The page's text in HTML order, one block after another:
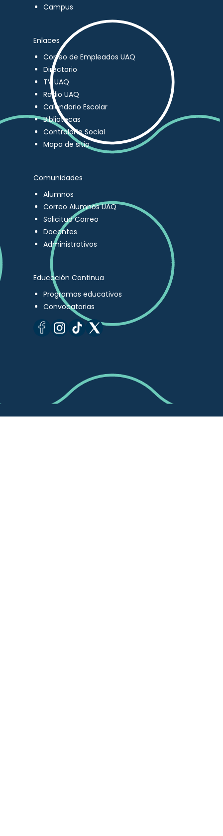
Campus
Enlaces
Correo de Empleados UAQ
Directorio
TV UAQ
Radio UAQ
Calendario Escolar
Bibliotecas
Contraloría Social
Mapa de sitio
Comunidades
Alumnos
Correo Alumnos UAQ
Solicitud Correo
Docentes
Administrativos
Educación Continua
Programas educativos
Convocatorias